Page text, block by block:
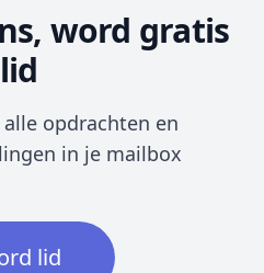
word gratis
lid
opdrachten en
in je mailbox
lid